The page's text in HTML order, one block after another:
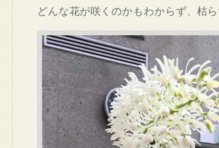
どんな花が咲くのかもわからず、枯